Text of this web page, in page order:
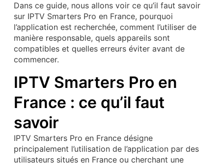
Dans ce guide, nous allons voir ce qu’il faut savoir
sur IPTV Smarters Pro en France, pourquoi
l’application est recherchée, comment l’utiliser de
manière responsable, quels appareils sont
compatibles et quelles erreurs éviter avant de
commencer.
IPTV Smarters Pro en
France : ce qu’il faut
savoir
IPTV Smarters Pro en France désigne
principalement l’utilisation de l’application par des
utilisateurs situés en France ou cherchant une